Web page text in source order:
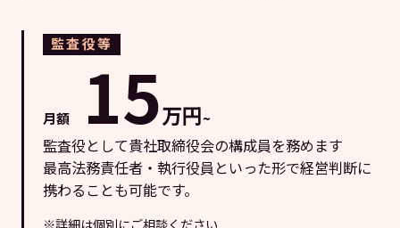
監査役等
月額 15万円~
監査役として貴社取締役会の構成員を務めます
最高法務責任者・執行役員といった形で経営判断に
携わることも可能です。
※詳細は個別にご相談ください